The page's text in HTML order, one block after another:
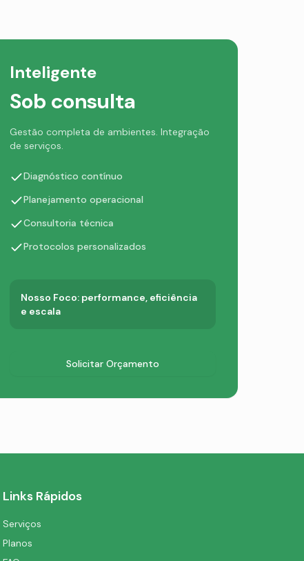
Inteligente
Sob consulta
Gestão completa de ambientes. Integração
de serviços.
Diagnóstico contínuo
Planejamento operacional
Consultoria técnica
Protocolos personalizados
Nosso Foco: performance, eficiência
e escala
Solicitar Orçamento
Links Rápidos
Serviços
Planos